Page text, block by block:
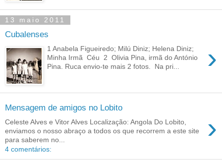
13 maio 2011
Cubalenses
›
1 Anabela Figueiredo; Milú Diniz; Helena Diniz;
Minha Irmã Céu 2 Olivia Pina, irmã do António
Pina. Ruca envio-te mais 2 fotos. Na pri...
Mensagem de amigos no Lobito
›
Celeste Alves e Vitor Alves Localização: Angola Do Lobito,
enviamos o nosso abraço a todos os que recorrem a este site
para saberem no...
4 comentários: